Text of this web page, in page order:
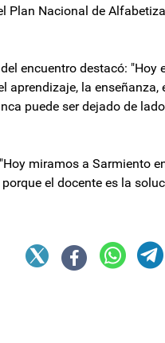
Plan Nacional de
encuentro destacó:
aprendizaje, la
puede ser dejado de
miramos a Sarmiento
el docente es la
pérdida de poder adquisitivo
$ 939.886 en agosto